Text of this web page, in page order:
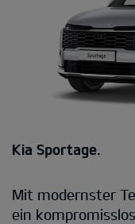
Kia Sportage.
Mit modernster
ein